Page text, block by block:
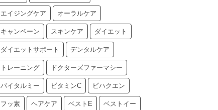
エイジングケア オーラルケア
キャンペーン スキンケア ダイエット
ダイエットサポート デンタルケア
トレーニング ドクターズファーマシー
バイタルミー ビタミンC ビハクエン
フッ素 ヘアケア ベストE ベストイー